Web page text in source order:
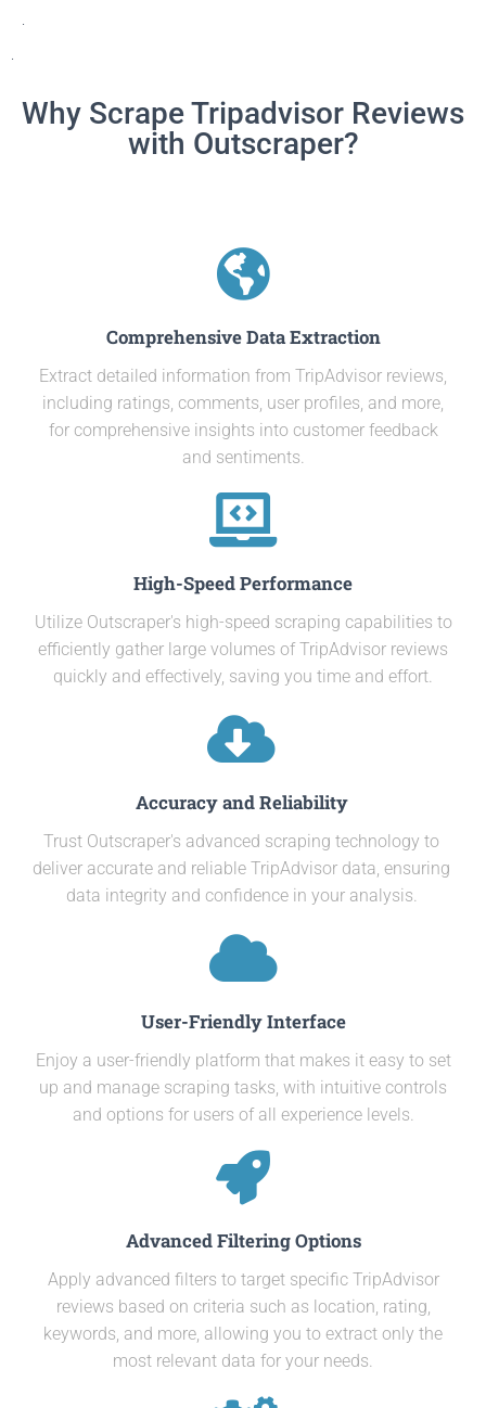
Why Scrape Tripadvisor Reviews
with Outscraper?
Comprehensive Data Extraction
Extract detailed information from TripAdvisor reviews,
including ratings, comments, user profiles, and more,
for comprehensive insights into customer feedback
and sentiments.
High-Speed Performance
Utilize Outscraper's high-speed scraping capabilities to
efficiently gather large volumes of TripAdvisor reviews
quickly and effectively, saving you time and effort.
Accuracy and Reliability
Trust Outscraper's advanced scraping technology to
deliver accurate and reliable TripAdvisor data, ensuring
data integrity and confidence in your analysis.
User-Friendly Interface
Enjoy a user-friendly platform that makes it easy to set
up and manage scraping tasks, with intuitive controls
and options for users of all experience levels.
Advanced Filtering Options
Apply advanced filters to target specific TripAdvisor
reviews based on criteria such as location, rating,
keywords, and more, allowing you to extract only the
most relevant data for your needs.